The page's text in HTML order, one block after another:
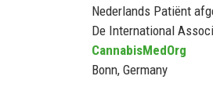
Nederlands Patiënt
De International
CannabisMedOrg
Bonn, Germany